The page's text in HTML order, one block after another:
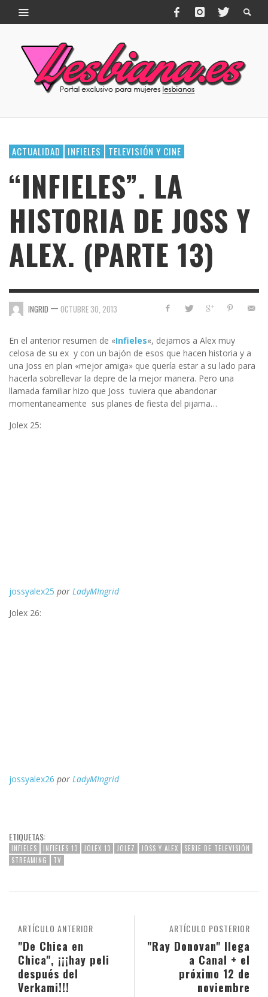
ACTUALIDAD INFIELES TELEVISIÓN Y CINE
“INFIELES”. LA
HISTORIA DE JOSS Y
ALEX. (PARTE 13)
INGRID — OCTUBRE 30, 2013
En el anterior resumen de «Infieles«, dejamos a Alex muy
celosa de su ex y con un bajón de esos que hacen historia y a
una Joss en plan «mejor amiga» que quería estar a su lado para
hacerla sobrellevar la depre de la mejor manera. Pero una
llamada familiar hizo que Joss tuviera que abandonar
momentaneamente sus planes de fiesta del pijama…
Jolex 25:
jossyalex25 por LadyMIngrid
Jolex 26:
jossyalex26 por LadyMIngrid
ETIQUETAS:
INFIELES INFIELES 13 JOLEX 13 JOLEZ JOSS Y ALEX
SERIE DE TELEVISIÓN
STREAMING
TV
ARTÍCULO POSTERIOR
"Ray Donovan" llega
a Canal + el
próximo 12 de
noviembre
ARTÍCULO ANTERIOR
"De Chica en
Chica", ¡¡¡hay peli
después del
Verkami!!!